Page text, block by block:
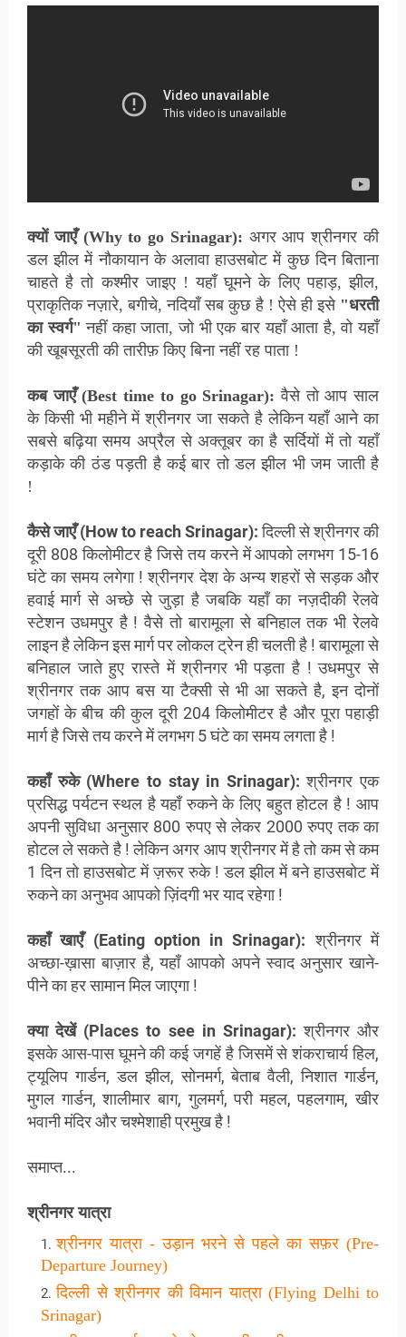
क्यों जाएँ (Why to go Srinagar): अगर आप श्रीनगर की
डल झील में नौकायान के अलावा हाउसबोट में कुछ दिन बिताना
चाहते है तो कश्मीर जाइए ! यहाँ घूमने के लिए पहाड़, झील,
प्राकृतिक नज़ारे, बगीचे, नदियाँ सब कुछ है ! ऐसे ही इसे "धरती
का स्वर्ग" नहीं कहा जाता, जो भी एक बार यहाँ आता है, वो यहाँ
की खूबसूरती की तारीफ़ किए बिना नहीं रह पाता !
कब जाएँ (Best time to go Srinagar): वैसे तो आप साल
के किसी भी महीने में श्रीनगर जा सकते है लेकिन यहाँ आने का
सबसे बढ़िया समय अप्रैल से अक्तूबर का है सर्दियों में तो यहाँ
कड़ाके की ठंड पड़ती है कई बार तो डल झील भी जम जाती है
!
कैसे जाएँ (How to reach Srinagar):दिल्ली से श्रीनगर की
दूरी 808 किलोमीटर हैजिसे तय करने में आपको लगभग 15-16
घंटे का समय लगेगा !श्रीनगर देश के अन्य शहरों से सड़क और
हवाई मार्ग से अच्छे से जुड़ा है जबकि यहाँ का नज़दीकी रेलवे
स्टेशन उधमपुर है ! वैसे तो बारामूला से बनिहाल तक भी रेलवे
लाइन है लेकिन इस मार्ग पर लोकल ट्रेन ही चलती है ! बारामूला से
बनिहाल जाते हुए रास्ते में श्रीनगर भी पड़ता है ! उधमपुर से
श्रीनगर तक आप बस या टैक्सी से भी आ सकते है, इन दोनों
जगहों के बीच की कुल दूरी 204 किलोमीटर है और पूरा पहाड़ी
मार्ग है जिसे तय करने में लगभग 5 घंटे का समय लगता है !
कहाँ रुके (Where to stay in Srinagar): श्रीनगरएक
प्रसिद्ध पर्यटन स्थल है यहाँ रुकने के लिए बहुत होटल है ! आप
अपनी सुविधा अनुसार 800 रुपए से लेकर 2000 रुपए तक का
होटल ले सकते है ! लेकिन अगर आप श्रीनगर में है तो कम से कम
1 दिन तो हाउसबोट में ज़रूर रुके ! डल झील में बने हाउसबोट में
रुकने का अनुभव आपको ज़िंदगी भर याद रहेगा !
कहाँ खाएँ (Eating option in Srinagar): श्रीनगरमें
अच्छा-ख़ासा बाज़ार है, यहाँ आपको अपने स्वाद अनुसार खाने-
पीने का हर सामान मिल जाएगा !
क्या देखें (Places to see in Srinagar): श्रीनगर और
इसके आस-पासघूमने की कई जगहें है जिसमें से शंकराचार्य हिल,
ट्यूलिप गार्डन, डल झील, सोनमर्ग, बेताब वैली, निशात गार्डन,
मुगल गार्डन, शालीमार बाग, गुलमर्ग, परी महल, पहलगाम, खीर
भवानी मंदिर और चश्मेशाही प्रमुख है !
समाप्त...
श्रीनगर यात्रा
श्रीनगर यात्रा - उड़ान भरने से पहले का सफ़र (Pre-
Departure Journey)
दिल्ली से श्रीनगर की विमान यात्रा (Flying Delhi to
Srinagar)